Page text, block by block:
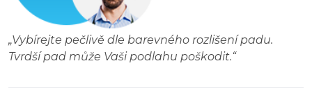
„Vybírejte pečlivě dle barevného rozlišení padu.
Tvrdší pad může Vaši podlahu poškodit.“